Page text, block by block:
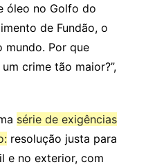
óleo no Golfo do
de Fundão, o
mundo. Por que
crime tão maior?”,
série de exigências
resolução justa para
e no exterior, com